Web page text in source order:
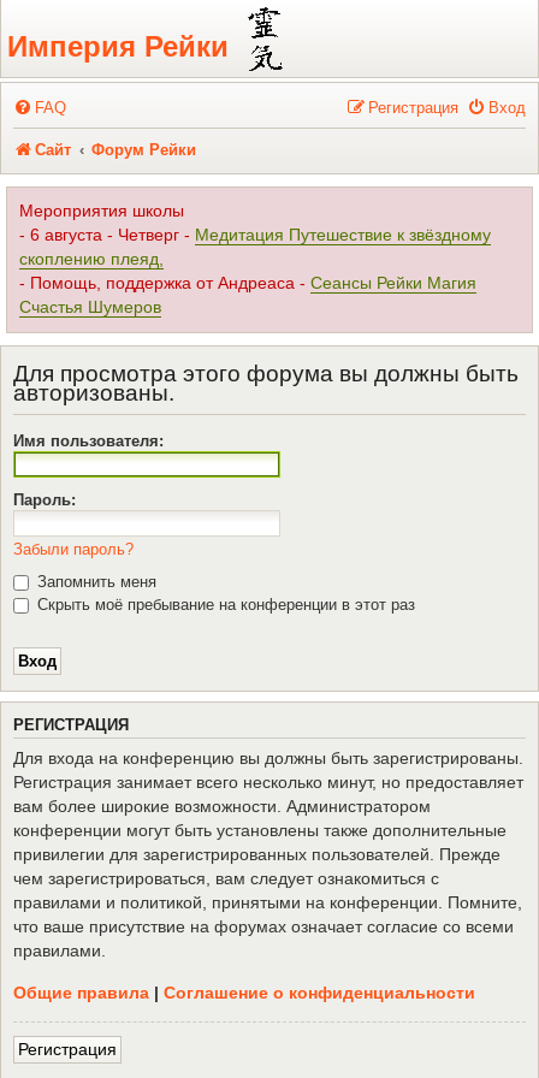
Регистрация
Империя Рейки
FAQ Вход
Регистрация
Сайт Форум Рейки
Мероприятия школы
- 6 августа - Четверг - Медитация Путешествие к звёздному
скоплению плеяд,
- Помощь, поддержка от Андреаса - Сеансы Рейки Магия
Счастья Шумеров
Для просмотра этого форума вы должны быть
авторизованы.
Имя пользователя:
Пароль:
Забыли пароль?
Запомнить меня
Скрыть моё пребывание на конференции в этот раз
РЕГИСТРАЦИЯ
Для входа на конференцию вы должны быть зарегистрированы.
Регистрация занимает всего несколько минут, но предоставляет
вам более широкие возможности. Администратором
конференции могут быть установлены также дополнительные
привилегии для зарегистрированных пользователей. Прежде
чем зарегистрироваться, вам следует ознакомиться с
правилами и политикой, принятыми на конференции. Помните,
что ваше присутствие на форумах означает согласие со всеми
правилами.
Общие правила | Соглашение о конфиденциальности
Регистрация